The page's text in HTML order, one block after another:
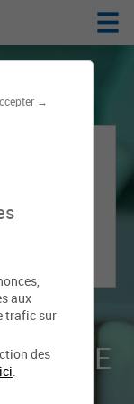
→
aux
trafic sur
des
.
d'